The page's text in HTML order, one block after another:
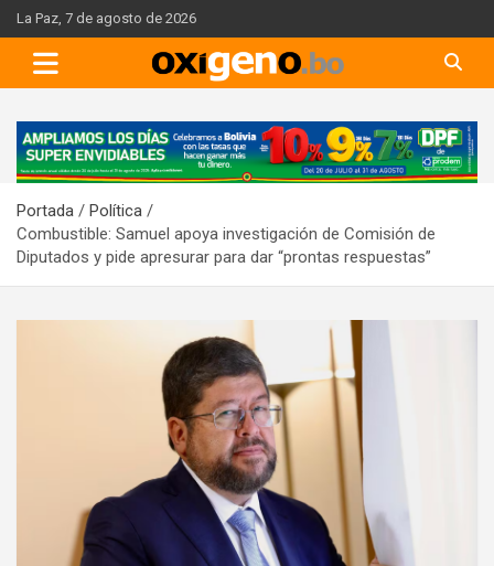
Skip
to
content
La Paz, 7 de agosto de 2026
A
d
e
r
t
Portada
Política
Combustible: Samuel apoya investigación de Comisión de
Diputados y pide apresurar para dar “prontas respuestas”